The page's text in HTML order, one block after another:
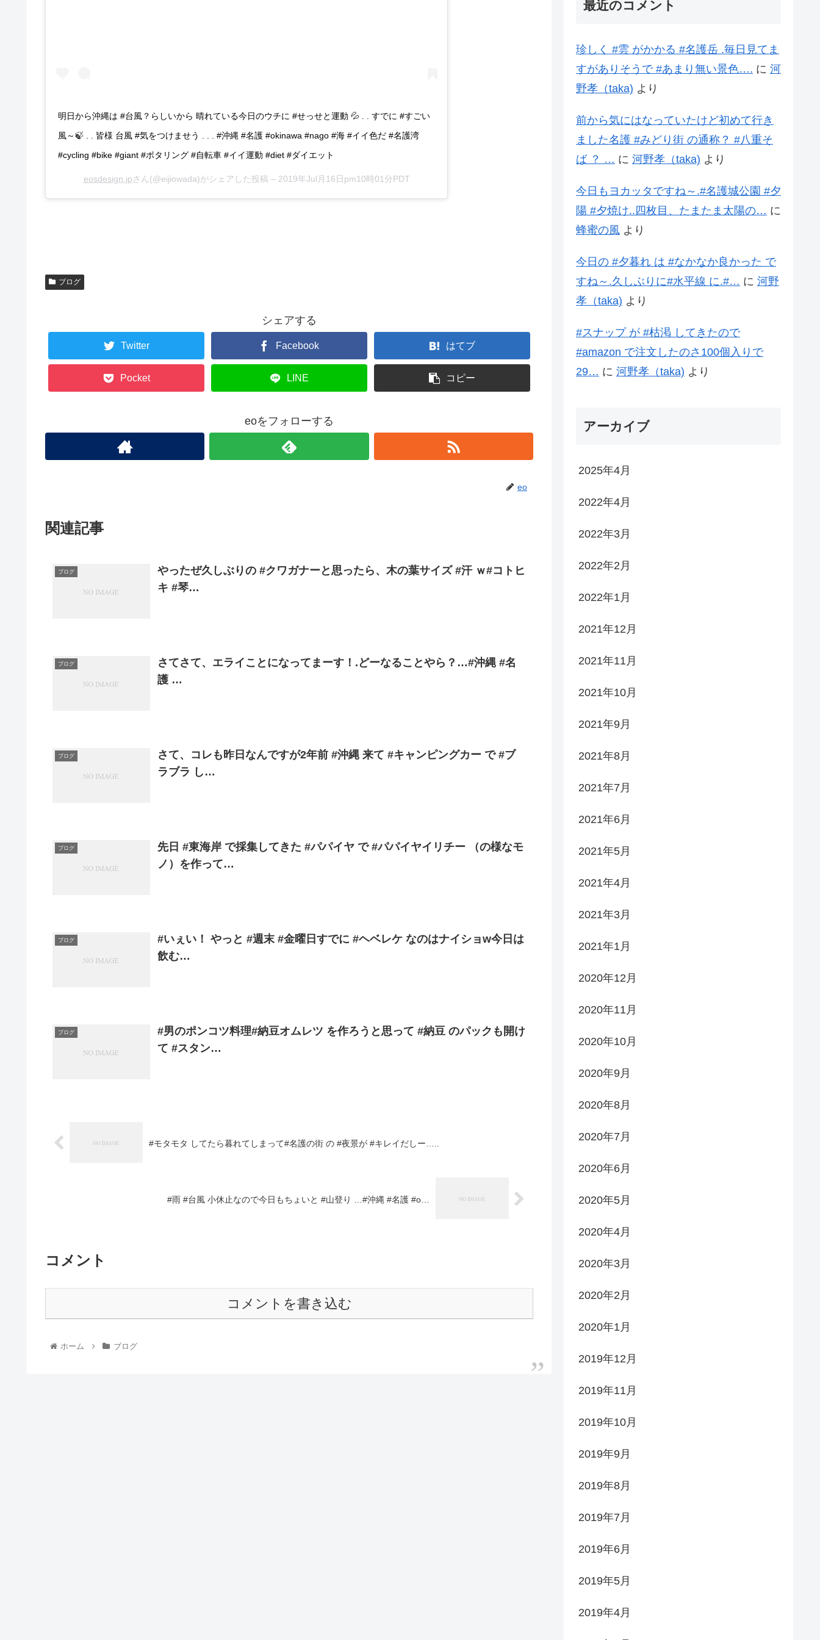
明日から沖縄は #台風？らしいから 晴れている今日のウチに #せっせと運動 💦 . . すでに #すごい
風～🍃 . . 皆様 台風 #気をつけませう . . . #沖縄 #名護 #okinawa #nago #海 #イイ色だ #名護湾
#cycling #bike #giant #ポタリング #自転車 #イイ運動 #diet #ダイエット
eosdesign.jpさん(@eijiowada)がシェアした投稿 – 2019年Jul月16日pm10時01分PDT
ブログ
シェアする
Twitter Facebook はてブ
Pocket LINE コピー
eoをフォローする
eo
関連記事
ブログ
やったぜ久しぶりの #クワガナーと思ったら、木の葉サイズ #汗 ｗ#コトヒ
キ #琴…
ブログ
さてさて、エライことになってまーす！.どーなることやら？…#沖縄 #名
護 …
ブログ
さて、コレも昨日なんですが2年前 #沖縄 来て #キャンピングカー で #ブ
ラブラ し…
ブログ
先日 #東海岸 で採集してきた #パパイヤ で #パパイヤイリチー （の様なモ
ノ）を作って…
ブログ
#いぇい！ やっと #週末 #金曜日すでに #ヘベレケ なのはナイショw今日は
飲む…
ブログ
#男のポンコツ料理#納豆オムレツ を作ろうと思って #納豆 のパックも開け
て #スタン…
#モタモタ してたら暮れてしまって#名護の街 の #夜景が #キレイだしー…..
#雨 #台風 小休止なので今日もちょいと #山登り …#沖縄 #名護 #o…
コメント
コメントを書き込む
ホーム ブログ
最近のコメント
珍しく #雲 がかかる #名護岳 .毎日見てま
すがありそうで #あまり無い景色…. に 河
野孝（taka) より
前から気にはなっていたけど初めて行き
ました名護 #みどり街 の通称？ #八重そ
ば ？ … に 河野孝（taka) より
今日もヨカッタですね～.#名護城公園 #夕
陽 #夕焼け..四枚目、たまたま太陽の… に
蜂蜜の風 より
今日の #夕暮れ は #なかなか良かった で
すね～.久しぶりに#水平線 に.#… に 河野
孝（taka) より
#スナップ が #枯渇 してきたので
#amazon で注文したのさ100個入りで
29… に 河野孝（taka) より
アーカイブ
2025年4月
2022年4月
2022年3月
2022年2月
2022年1月
2021年12月
2021年11月
2021年10月
2021年9月
2021年8月
2021年7月
2021年6月
2021年5月
2021年4月
2021年3月
2021年1月
2020年12月
2020年11月
2020年10月
2020年9月
2020年8月
2020年7月
2020年6月
2020年5月
2020年4月
2020年3月
2020年2月
2020年1月
2019年12月
2019年11月
2019年10月
2019年9月
2019年8月
2019年7月
2019年6月
2019年5月
2019年4月